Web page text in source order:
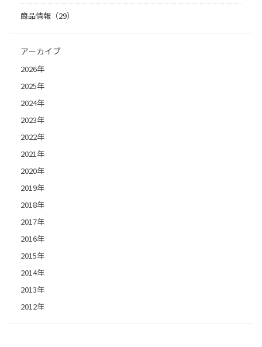
商品情報（29）
アーカイブ
2026年
2025年
2024年
2023年
2022年
2021年
2020年
2019年
2018年
2017年
2016年
2015年
2014年
2013年
2012年